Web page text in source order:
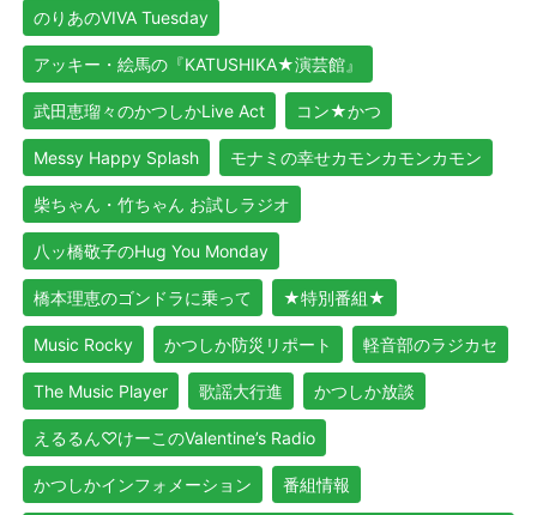
のりあのVIVA Tuesday
アッキー・絵馬の『KATUSHIKA★演芸館』
武田恵瑠々のかつしかLive Act コン★かつ
Messy Happy Splash モナミの幸せカモンカモンカモン
柴ちゃん・竹ちゃん お試しラジオ
八ッ橋敬子のHug You Monday
橋本理恵のゴンドラに乗って ★特別番組★
Music Rocky かつしか防災リポート 軽音部のラジカセ
The Music Player 歌謡大行進 かつしか放談
えるるん♡けーこのValentine’s Radio
かつしかインフォメーション 番組情報